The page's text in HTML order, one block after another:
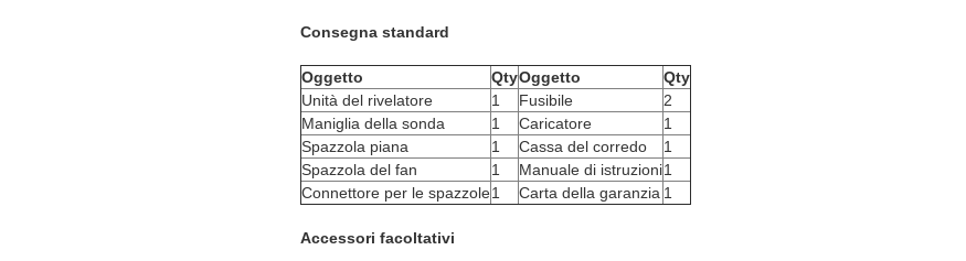
Consegna standard
Oggetto QtyOggetto
Qty
Unità del rivelatore
1 Fusibile
2
Maniglia della sonda
1 Caricatore
1
Spazzola piana
1 Cassa del corredo
1
Spazzola del fan
1 Manuale di istruzioni1
Connettore per le spazzole1 Carta della garanzia 1
Accessori facoltativi